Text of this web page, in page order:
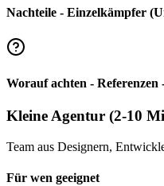
Nachteile - Einzelkämpfer
Worauf achten -
Kleine Agentur (2-10
Team aus Designern,
Für wen geeignet